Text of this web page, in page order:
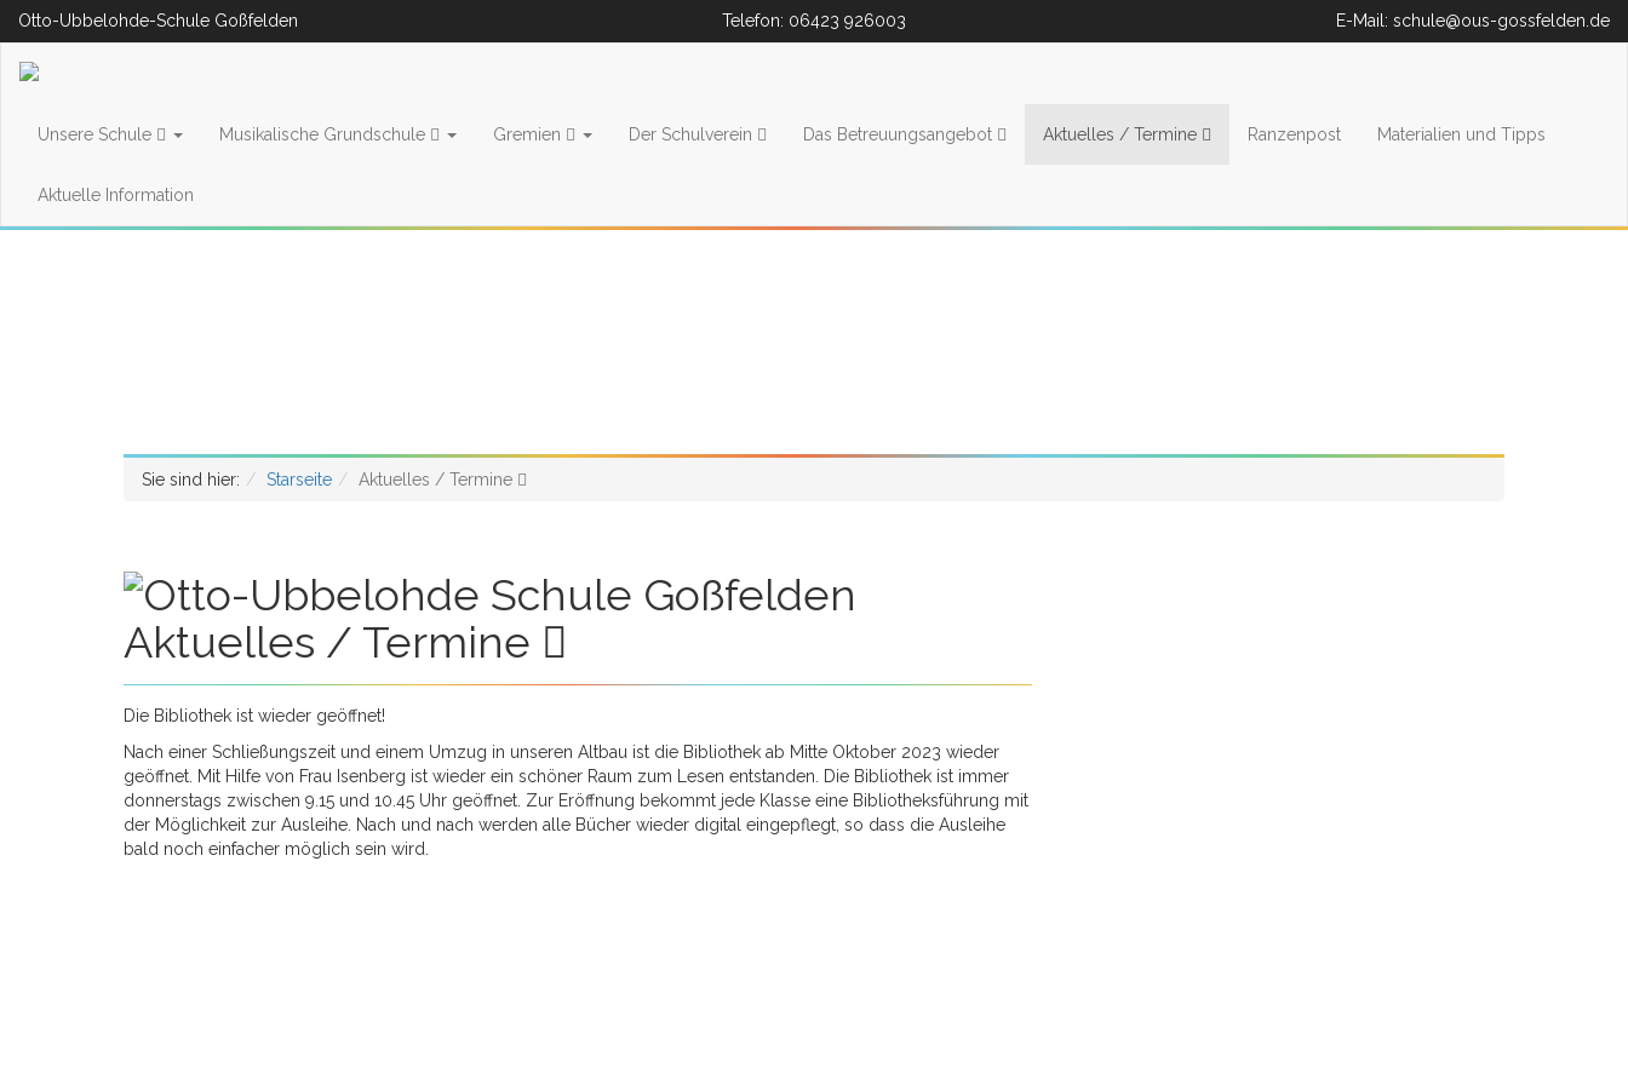
Otto-Ubbelohde-Schule Goßfelden Telefon: 06423 926003 E-Mail: schule@ous-gossfelden.de
Unsere Schule Musikalische Grundschule Gremien Der Schulverein Das Betreuungsangebot Aktuelles / Termine Ranzenpost Materialien und Tipps
Aktuelle Information
Sie sind hier: Starseite Aktuelles / Termine
Aktuelles / Termine
Die Bibliothek ist wieder geöffnet!
Nach einer Schließungszeit und einem Umzug in unseren Altbau ist die Bibliothek ab Mitte Oktober 2023 wieder
geöffnet. Mit Hilfe von Frau Isenberg ist wieder ein schöner Raum zum Lesen entstanden. Die Bibliothek ist immer
donnerstags zwischen 9.15 und 10.45 Uhr geöffnet. Zur Eröffnung bekommt jede Klasse eine Bibliotheksführung mit
der Möglichkeit zur Ausleihe. Nach und nach werden alle Bücher wieder digital eingepflegt, so dass die Ausleihe
bald noch einfacher möglich sein wird.
0:00
1:00
2:00